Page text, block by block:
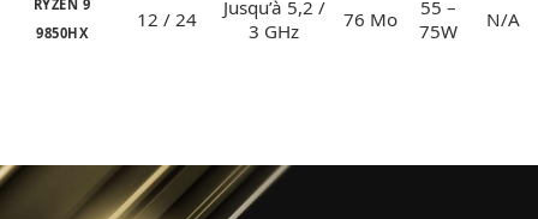
RYZEN 9
9850HX
12 / 24
Jusqu’à 5,2 /
3 GHz
76 Mo
55 –
75W
N/A